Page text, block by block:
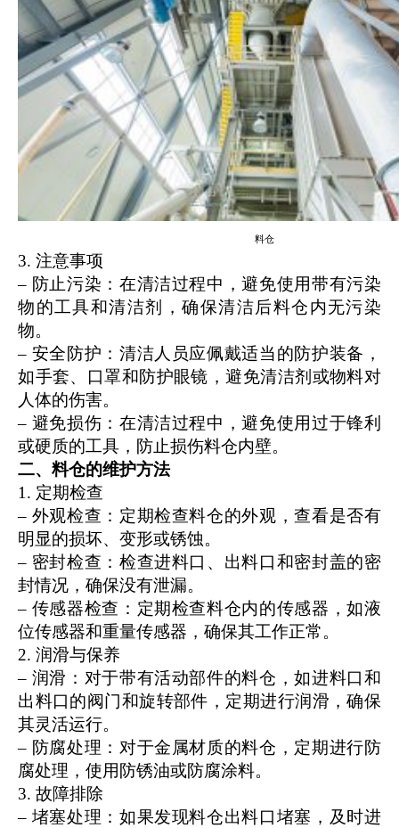
料仓
3. 注意事项
– 防止污染：在清洁过程中，避免使用带有污染
物的工具和清洁剂，确保清洁后料仓内无污染
物。
– 安全防护：清洁人员应佩戴适当的防护装备，
如手套、口罩和防护眼镜，避免清洁剂或物料对
人体的伤害。
– 避免损伤：在清洁过程中，避免使用过于锋利
或硬质的工具，防止损伤料仓内壁。
二、料仓的维护方法
1. 定期检查
– 外观检查：定期检查料仓的外观，查看是否有
明显的损坏、变形或锈蚀。
– 密封检查：检查进料口、出料口和密封盖的密
封情况，确保没有泄漏。
– 传感器检查：定期检查料仓内的传感器，如液
位传感器和重量传感器，确保其工作正常。
2. 润滑与保养
– 润滑：对于带有活动部件的料仓，如进料口和
出料口的阀门和旋转部件，定期进行润滑，确保
其灵活运行。
– 防腐处理：对于金属材质的料仓，定期进行防
腐处理，使用防锈油或防腐涂料。
3. 故障排除
– 堵塞处理：如果发现料仓出料口堵塞，及时进